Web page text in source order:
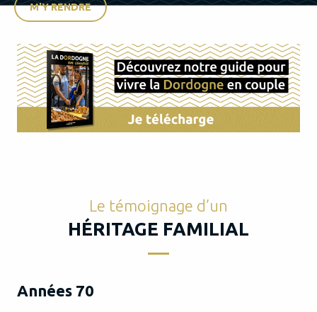
M'Y RENDRE
Le témoignage d’un
HÉRITAGE FAMILIAL
Années 70